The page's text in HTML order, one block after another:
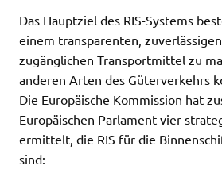
Das Hauptziel des RIS-Systems
einem transparenten,
zugänglichen Transportmittel zu
anderen Arten des Güterverkehrs
Die Europäische Kommission hat
Europäischen Parlament vier
ermittelt, die RIS für die
sind: